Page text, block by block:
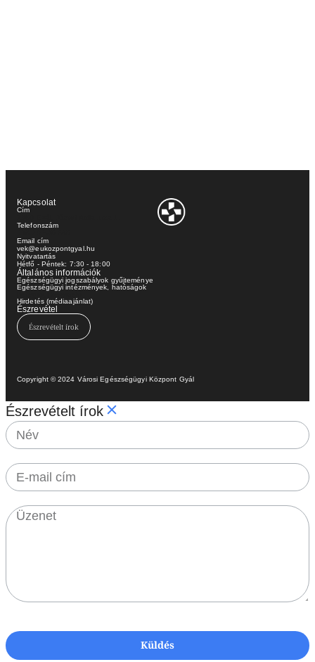
Kapcsolat
Cím
Telefonszám
Email cím
vek@eukozpontgyal.hu
Nyitvatartás
Hétfő - Péntek: 7:30 - 18:00
Általános információk
Egészségügyi jogszabályok gyűjteménye
Egészségügyi intézmények, hatóságok
Hirdetés (médiaajánlat)
Észrevétel
Észrevételt írok
Copyright © 2024 Városi Egészségügyi Központ Gyál
Észrevételt írok
Küldés